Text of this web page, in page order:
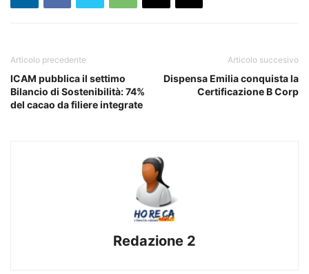
Articolo precedente
ICAM pubblica il settimo
Bilancio di Sostenibilità: 74%
del cacao da filiere integrate
Articolo succesivo
Dispensa Emilia conquista la
Certificazione B Corp
Redazione 2